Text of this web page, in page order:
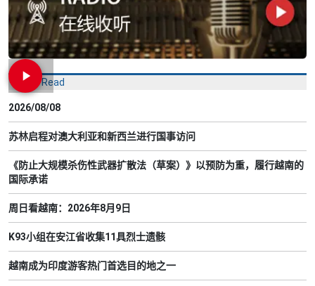
Most Read
2026/08/08
苏林启程对澳大利亚和新西兰进行国事访问
《防止大规模杀伤性武器扩散法（草案）》以预防为重，履行越南的
国际承诺
周日看越南：2026年8月9日
K93小组在安江省收集11具烈士遗骸
越南成为印度游客热门首选目的地之一